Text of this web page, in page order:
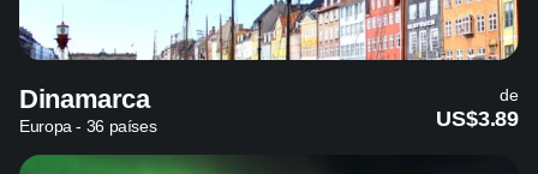
Dinamarca
Europa - 36 países
de
US$3.89